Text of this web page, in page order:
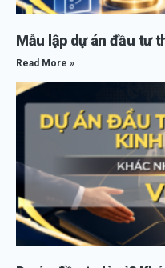
Mẫu lập dự án đầu tư
Read More »